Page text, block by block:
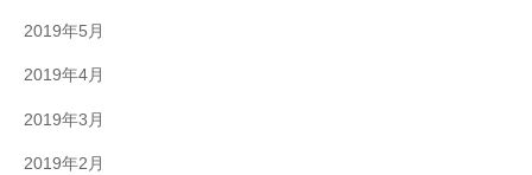
2019年5月
2019年4月
2019年3月
2019年2月